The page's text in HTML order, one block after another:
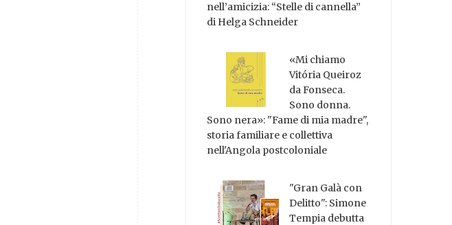
nell’amicizia: “Stelle di cannella”
di Helga Schneider
«Mi chiamo
Vitória Queiroz
da Fonseca.
Sono donna.
Sono nera»: "Fame di mia madre",
storia familiare e collettiva
nell'Angola postcoloniale
"Gran Galà con
Delitto": Simone
Tempia debutta